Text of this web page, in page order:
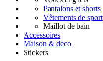
Pantalons et shorts
Vêtements de sport
Maillot de bain
Accessoires
Maison & déco
Stickers